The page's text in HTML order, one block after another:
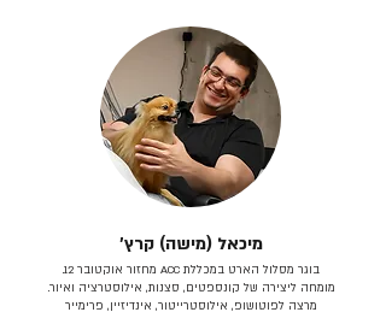
מיכאל (מישה) קרץ׳
בוגר מסלול הארט במכללת ACC מחזור אוקטובר 12.
מומחה ליצירה של קונספטים, סצנות, אילוסטרציה ואיור.
מרצה לפוטושופ, אילוסטרייטור, אינדיזיין, פרימייר